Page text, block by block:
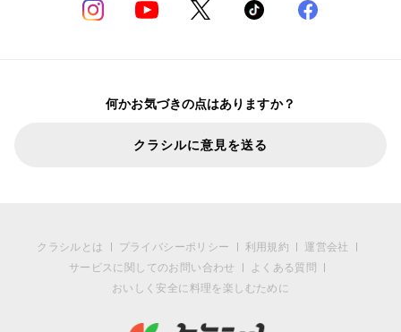
何かお気づきの点はありますか？
クラシルに意見を送る
クラシルとは プライバシーポリシー 利用規約
運営会社
サービスに関してのお問い合わせ
よくある質問
おいしく安全に料理を楽しむために